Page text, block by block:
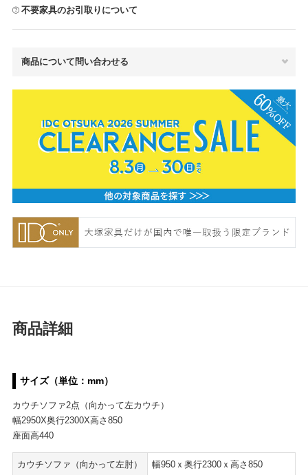
不要家具のお引取りについて
商品について問い合わせる
商品詳細
サイズ（単位：mm）
カウチソファ2点（向かって左カウチ）
幅2950X奥行2300X高さ850
座面高440
カウチソファ（向かって左肘） 幅950ｘ奥行2300ｘ高さ850